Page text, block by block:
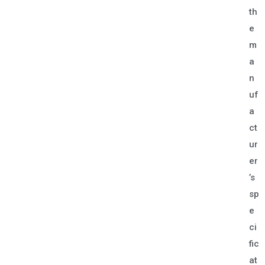
th
e
m
a
n
uf
a
ct
ur
er
’s
sp
e
ci
fic
at